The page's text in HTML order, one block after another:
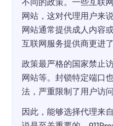
网站，这对代理用户来
网站通常提供成人内容
互联网服务提供商更进了
政策最严格的国家禁止
网站等。封锁特定端口
法，严重限制了用户访
因此，能够选择代理来